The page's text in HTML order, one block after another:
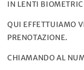
IN LENTI
QUI EFFETTUIAMO
PRENOTAZIONE.
CHIAMANDO AL